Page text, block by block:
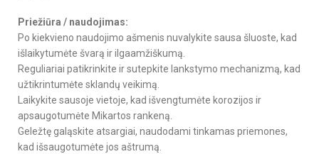
Priežiūra / naudojimas:
Po kiekvieno naudojimo ašmenis nuvalykite sausa šluoste, kad
išlaikytumėte švarą ir ilgaamžiškumą.
Reguliariai patikrinkite ir sutepkite lankstymo mechanizmą, kad
užtikrintumėte sklandų veikimą.
Laikykite sausoje vietoje, kad išvengtumėte korozijos ir
apsaugotumėte Mikartos rankeną.
Geležtę galąskite atsargiai, naudodami tinkamas priemones,
kad išsaugotumėte jos aštrumą.